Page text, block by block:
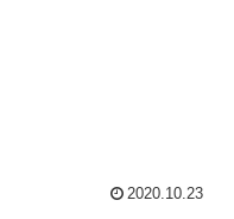
2020.10.23